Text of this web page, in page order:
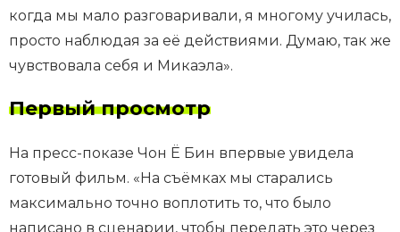
когда мы мало разговаривали, я многому училась,
просто наблюдая за её действиями. Думаю, так же
чувствовала себя и Микаэла».
Первый просмотр
На пресс-показе Чон Ё Бин впервые увидела
готовый фильм. «На съёмках мы старались
максимально точно воплотить то, что было
написано в сценарии, чтобы передать это через